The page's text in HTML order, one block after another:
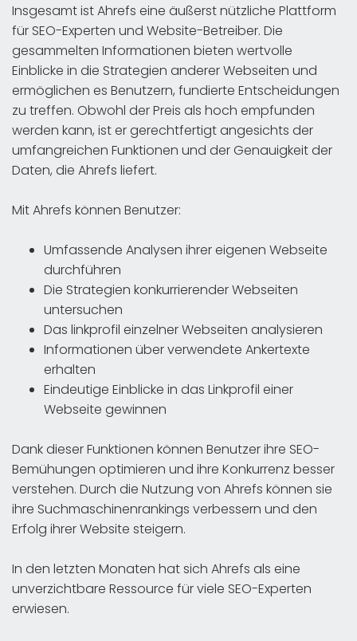
Insgesamt ist Ahrefs eine äußerst nützliche Plattform
für SEO-Experten und Website-Betreiber. Die
gesammelten Informationen bieten wertvolle
Einblicke in die Strategien anderer Webseiten und
ermöglichen es Benutzern, fundierte Entscheidungen
zu treffen. Obwohl der Preis als hoch empfunden
werden kann, ist er gerechtfertigt angesichts der
umfangreichen Funktionen und der Genauigkeit der
Daten, die Ahrefs liefert.
Mit Ahrefs können Benutzer:
Umfassende Analysen ihrer eigenen Webseite
durchführen
Die Strategien konkurrierender Webseiten
untersuchen
Das linkprofil einzelner Webseiten analysieren
Informationen über verwendete Ankertexte
erhalten
Eindeutige Einblicke in das Linkprofil einer
Webseite gewinnen
Dank dieser Funktionen können Benutzer ihre SEO-
Bemühungen optimieren und ihre Konkurrenz besser
verstehen. Durch die Nutzung von Ahrefs können sie
ihre Suchmaschinenrankings verbessern und den
Erfolg ihrer Website steigern.
In den letzten Monaten hat sich Ahrefs als eine
unverzichtbare Ressource für viele SEO-Experten
erwiesen.